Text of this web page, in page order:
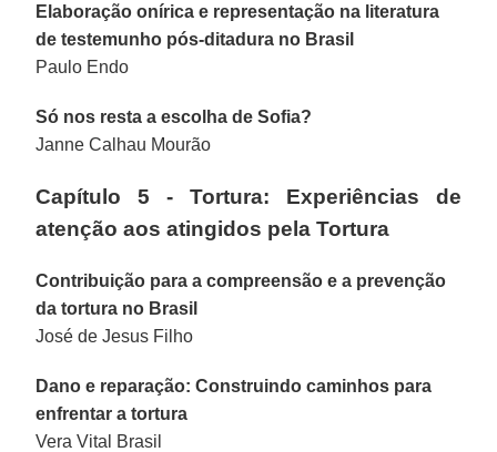
Elaboração onírica e representação na literatura
de testemunho pós-ditadura no Brasil
Paulo Endo
Só nos resta a escolha de Sofia?
Janne Calhau Mourão
Capítulo 5 - Tortura: Experiências de
atenção aos atingidos pela Tortura
Contribuição para a compreensão e a prevenção
da tortura no Brasil
José de Jesus Filho
Dano e reparação: Construindo caminhos para
enfrentar a tortura
Vera Vital Brasil